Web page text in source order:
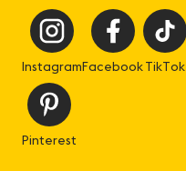
InstagramFacebookTikTok
Pinterest